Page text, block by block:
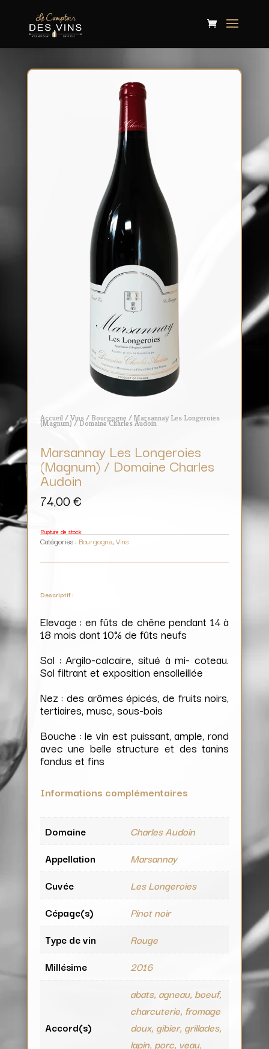
Accueil/Vins/ Bourgogne / Marsannay Les Longeroies
(Magnum) / Domaine Charles Audoin
Marsannay Les Longeroies
(Magnum) / Domaine Charles
Audoin
74,00€
Rupture de stock
Catégories : Bourgogne, Vins
Descriptif :
Elevage : en fûts de chêne pendant 14 à
18 mois dont 10% de fûts neufs
Sol : Argilo-calcaire, situé à mi- coteau.
Sol filtrant et exposition ensolleillée
Nez : des arômes épicés, de fruits noirs,
tertiaires, musc, sous-bois
Bouche : le vin est puissant, ample, rond
avec une belle structure et des tanins
fondus et fins
Informations complémentaires
Domaine
Charles Audoin
Appellation
Marsannay
Cuvée
Les Longeroies
Cépage(s)
Pinot noir
Type de vin
Rouge
Millésime
2016
Accord(s)
abats, agneau, boeuf,
charcuterie, fromage
doux, gibier, grillades,
lapin, porc, veau,